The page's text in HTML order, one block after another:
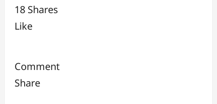
18 Shares
Like
Comment
Share